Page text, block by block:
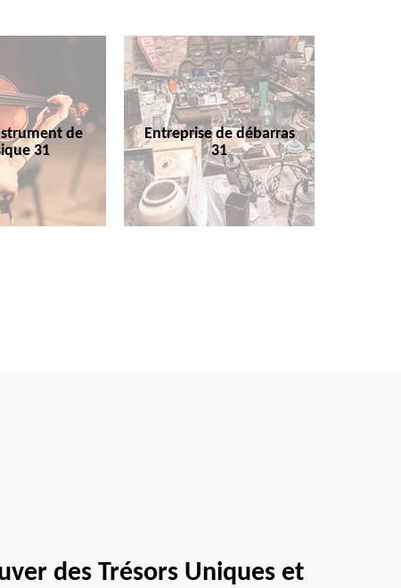
de
31
Entreprise de débarras
31
des Trésors Uniques et